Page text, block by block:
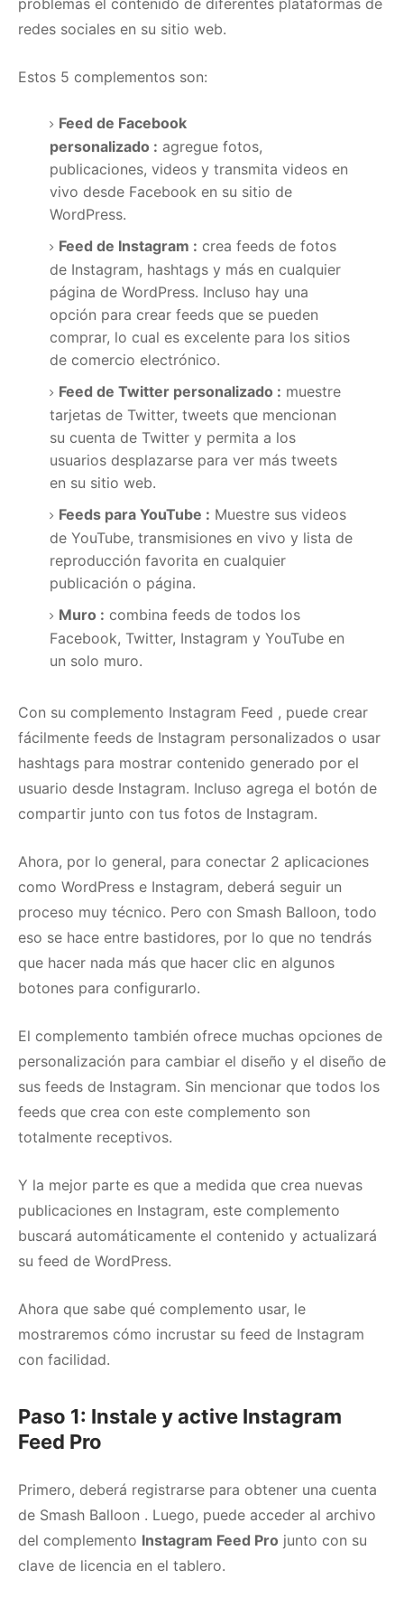
problemas el contenido de diferentes plataformas de
redes sociales en su sitio web.
Estos 5 complementos son:
Feed de Facebook
personalizado : agregue fotos,
publicaciones, videos y transmita videos en
vivo desde Facebook en su sitio de
WordPress.
Feed de Instagram : crea feeds de fotos
de Instagram, hashtags y más en cualquier
página de WordPress. Incluso hay una
opción para crear feeds que se pueden
comprar, lo cual es excelente para los sitios
de comercio electrónico.
Feed de Twitter personalizado : muestre
tarjetas de Twitter, tweets que mencionan
su cuenta de Twitter y permita a los
usuarios desplazarse para ver más tweets
en su sitio web.
Feeds para YouTube : Muestre sus videos
de YouTube, transmisiones en vivo y lista de
reproducción favorita en cualquier
publicación o página.
Muro : combina feeds de todos los
Facebook, Twitter, Instagram y YouTube en
un solo muro.
Con su complemento Instagram Feed , puede crear
fácilmente feeds de Instagram personalizados o usar
hashtags para mostrar contenido generado por el
usuario desde Instagram. Incluso agrega el botón de
compartir junto con tus fotos de Instagram.
Ahora, por lo general, para conectar 2 aplicaciones
como WordPress e Instagram, deberá seguir un
proceso muy técnico. Pero con Smash Balloon, todo
eso se hace entre bastidores, por lo que no tendrás
que hacer nada más que hacer clic en algunos
botones para configurarlo.
El complemento también ofrece muchas opciones de
personalización para cambiar el diseño y el diseño de
sus feeds de Instagram. Sin mencionar que todos los
feeds que crea con este complemento son
totalmente receptivos.
Y la mejor parte es que a medida que crea nuevas
publicaciones en Instagram, este complemento
buscará automáticamente el contenido y actualizará
su feed de WordPress.
Ahora que sabe qué complemento usar, le
mostraremos cómo incrustar su feed de Instagram
con facilidad.
Paso 1: Instale y active Instagram
Feed Pro
Primero, deberá registrarse para obtener una cuenta
de Smash Balloon . Luego, puede acceder al archivo
del complemento Instagram Feed Pro junto con su
clave de licencia en el tablero.